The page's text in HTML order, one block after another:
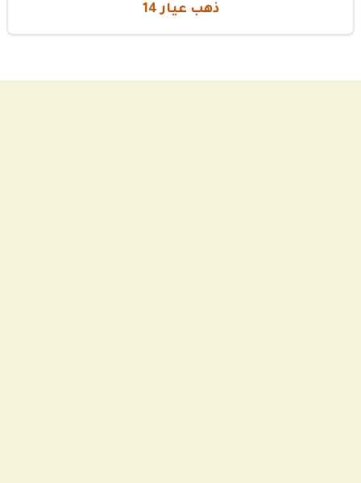
ذهب عيار 14